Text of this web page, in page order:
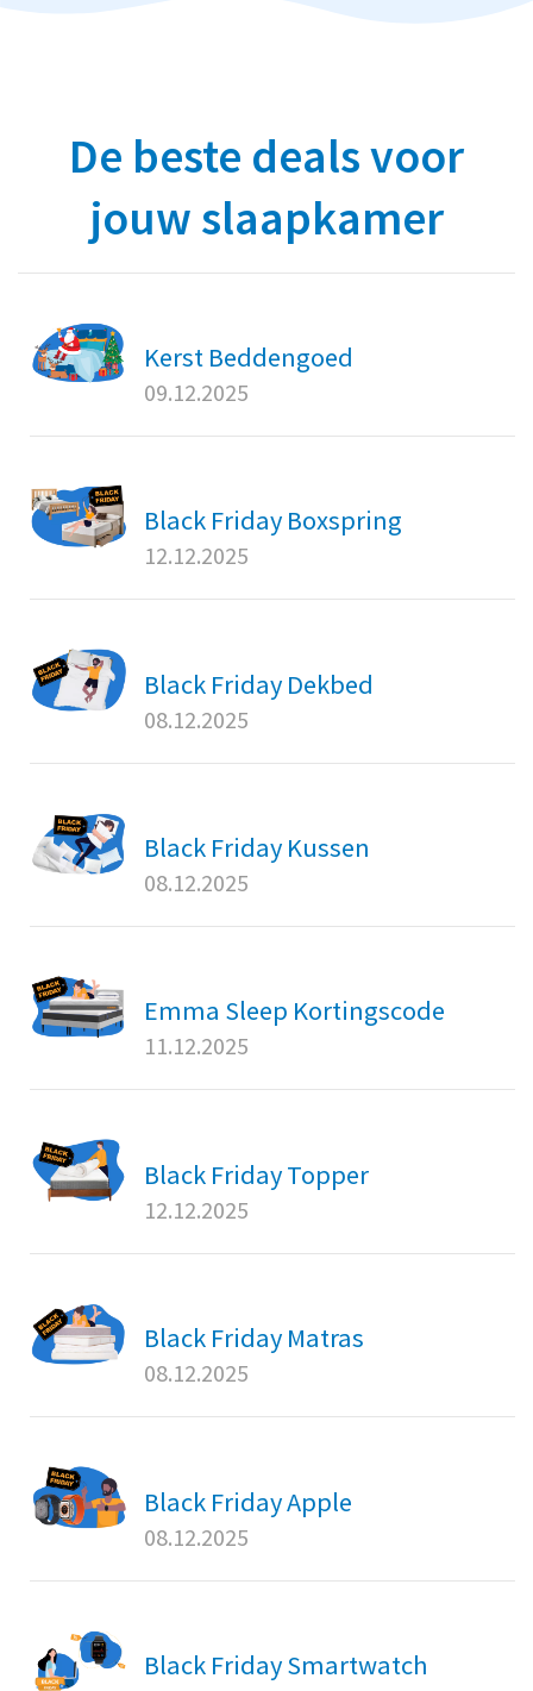
De beste deals voor
jouw slaapkamer
Kerst Beddengoed
09.12.2025
Black Friday Boxspring
12.12.2025
Black Friday Dekbed
08.12.2025
Black Friday Kussen
08.12.2025
Emma Sleep Kortingscode
11.12.2025
Black Friday Topper
12.12.2025
Black Friday Matras
08.12.2025
Black Friday Apple
08.12.2025
Black Friday Smartwatch